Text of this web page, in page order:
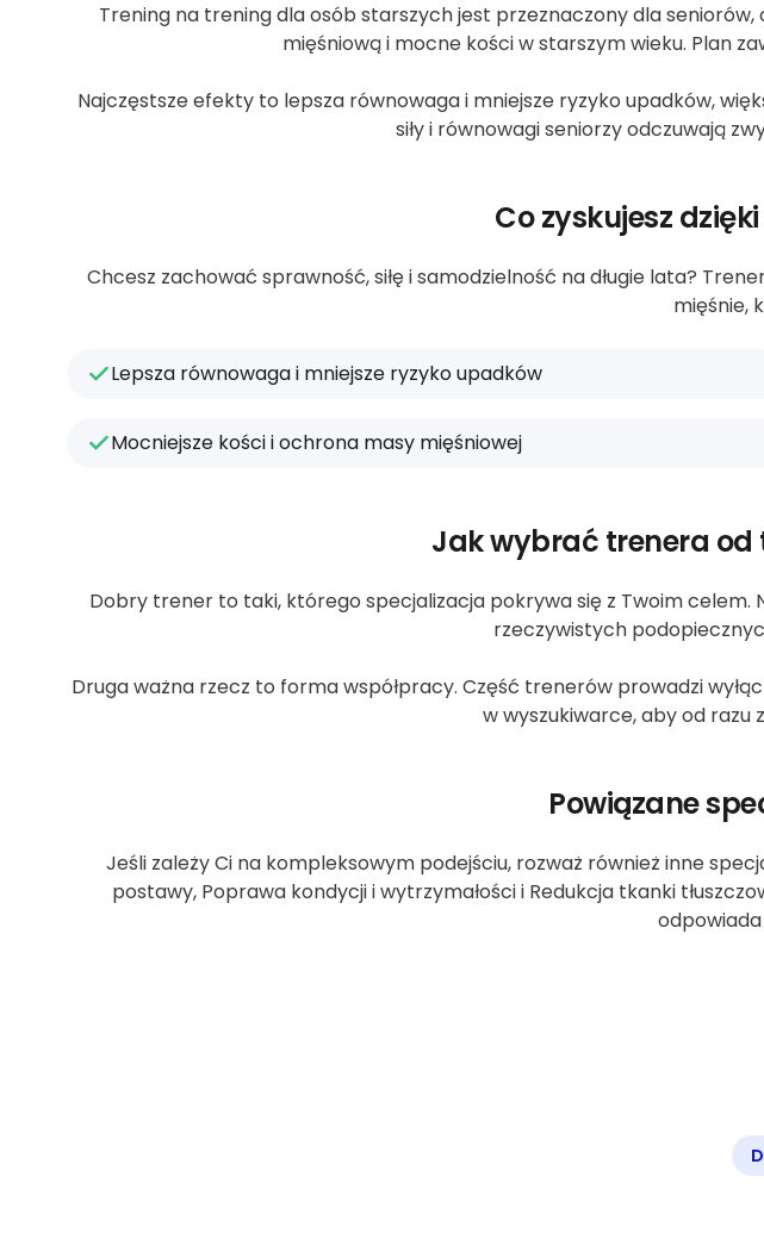
Trening na trening dla osób starszych jest przeznaczony dla
mięśniową i mocne kości w starszym wieku. Plan
Najczęstsze efekty to lepsza równowaga i mniejsze ryzyko upadków,
siły i równowagi seniorzy odczuwają
Co zyskujesz
Chcesz zachować sprawność, siłę i samodzielność na długie lata?
mięśnie,
Lepsza równowaga i mniejsze ryzyko upadków
Mocniejsze kości i ochrona masy mięśniowej
Jak wybrać trenera
Dobry trener to taki, którego specjalizacja pokrywa się z Twoim celem.
rzeczywistych
Druga ważna rzecz to forma współpracy. Część trenerów prowadzi
w wyszukiwarce, aby od
Powiązane
Jeśli zależy Ci na kompleksowym podejściu, rozważ również inne
postawy, Poprawa kondycji i wytrzymałości i Redukcja tkanki